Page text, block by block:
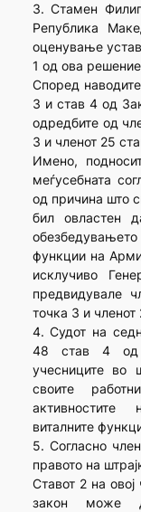
3. Стамен
Република
оценување
1 од ова
Според
3 и став 4 од
одредбите од
3 и членот 25
Имено,
меѓусебната
од причина што
бил овластен
функции на
исклучиво
предвидувале
точка 3 и членот
4. Судот на
48 став 4 од
учесниците во
своите
виталните
5. Согласно
правото на
Ставот 2 на
закон може